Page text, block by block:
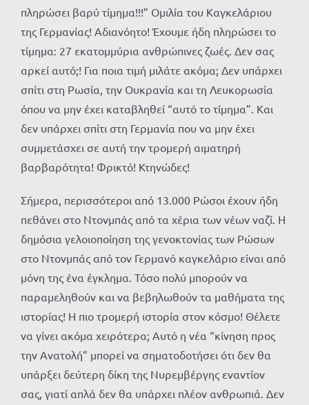
πληρώσει βαρύ τίμημα!!!” Ομιλία του Καγκελάριου
της Γερμανίας! Αδιανόητο! Έχουμε ήδη πληρώσει το
τίμημα: 27 εκατομμύρια ανθρώπινες ζωές. Δεν σας
αρκεί αυτό;! Για ποια τιμή μιλάτε ακόμα; Δεν υπάρχει
σπίτι στη Ρωσία, την Ουκρανία και τη Λευκορωσία
όπου να μην έχει καταβληθεί “αυτό το τίμημα”. Και
δεν υπάρχει σπίτι στη Γερμανία που να μην έχει
συμμετάσχει σε αυτή την τρομερή αιματηρή
βαρβαρότητα! Φρικτό! Κτηνώδες!
Σήμερα, περισσότεροι από 13.000 Ρώσοι έχουν ήδη
πεθάνει στο Ντονμπάς από τα χέρια των νέων ναζί. Η
δημόσια γελοιοποίηση της γενοκτονίας των Ρώσων
στο Ντονμπάς από τον Γερμανό καγκελάριο είναι από
μόνη της ένα έγκλημα. Τόσο πολύ μπορούν να
παραμεληθούν και να βεβηλωθούν τα μαθήματα της
ιστορίας! Η πιο τρομερή ιστορία στον κόσμο! Θέλετε
να γίνει ακόμα χειρότερα; Αυτό η νέα “κίνηση προς
την Ανατολή” μπορεί να σηματοδοτήσει ότι δεν θα
υπάρξει δεύτερη δίκη της Νυρεμβέργης εναντίον
σας, γιατί απλά δεν θα υπάρχει πλέον ανθρωπιά. Δεν